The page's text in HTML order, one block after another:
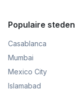
Populaire steden
Casablanca
Mumbai
Mexico City
Islamabad